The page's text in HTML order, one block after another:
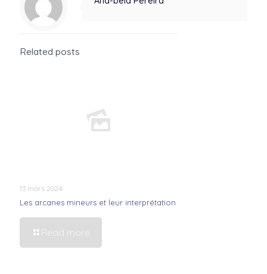
Related posts
13 mars 2024
Les arcanes mineurs et leur interprétation
Read more